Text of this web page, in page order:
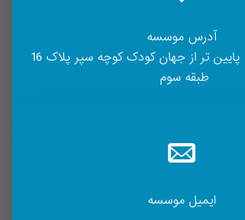
آدرس موسسه
تهران - بلوار افریقا پایین تر از جهان کودک کوچه سپر پلاک 16
طبقه سوم
ایمیل موسسه